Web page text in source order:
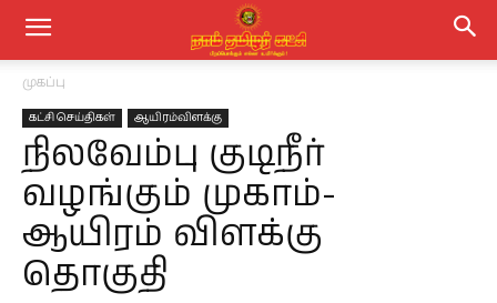
முகப்பு
கட்சி செய்திகள் ஆயிரம்விளக்கு
நிலவேம்பு குடிநீர்
வழங்கும் முகாம்-
ஆயிரம் விளக்கு
தொகுதி